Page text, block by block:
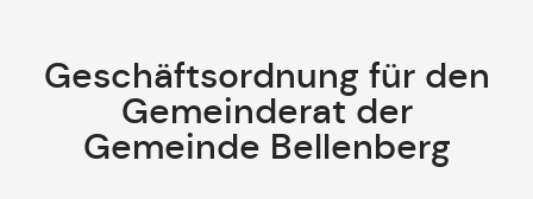
Geschäftsordnung für den
Gemeinderat der
Gemeinde Bellenberg